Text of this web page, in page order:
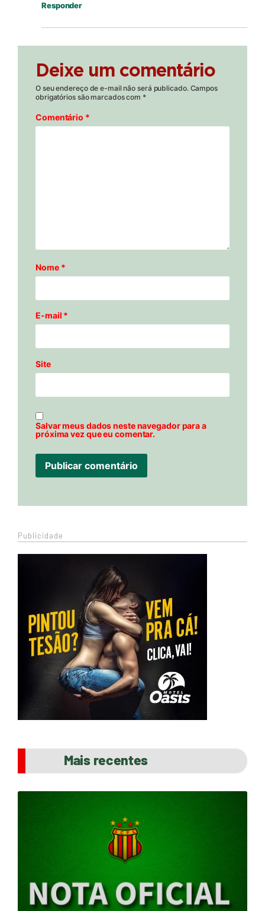
Responder
Deixe um comentário
O seu endereço de e-mail não será publicado. Campos
obrigatórios são marcados com *
Comentário *
Nome *
E-mail *
Site
Salvar meus dados neste navegador para a
próxima vez que eu comentar.
Publicidade
Mais recentes